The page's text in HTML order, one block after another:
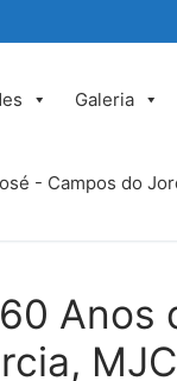
Galeria
- Campos do
Anos
MJC